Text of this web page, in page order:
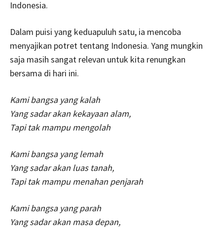
Indonesia.
Dalam puisi yang keduapuluh satu, ia mencoba
menyajikan potret tentang Indonesia. Yang mungkin
saja masih sangat relevan untuk kita renungkan
bersama di hari ini.
Kami bangsa yang kalah
Yang sadar akan kekayaan alam,
Tapi tak mampu mengolah
Kami bangsa yang lemah
Yang sadar akan luas tanah,
Tapi tak mampu menahan penjarah
Kami bangsa yang parah
Yang sadar akan masa depan,